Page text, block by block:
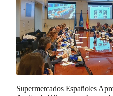
Supermercados Españoles